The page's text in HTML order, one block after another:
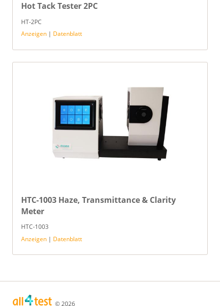
Hot Tack Tester 2PC
HT-2PC
Anzeigen | Datenblatt
HTC-1003 Haze, Transmittance & Clarity
Meter
HTC-1003
Anzeigen | Datenblatt
© 2026